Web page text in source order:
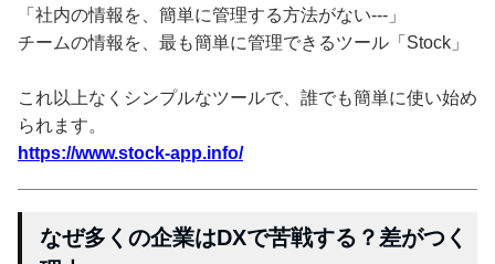
「社内の情報を、簡単に管理する方法がない---」
チームの情報を、最も簡単に管理できるツール「Stock」
これ以上なくシンプルなツールで、誰でも簡単に使い始め
られます。
https://www.stock-app.info/
なぜ多くの企業はDXで苦戦する？差がつく